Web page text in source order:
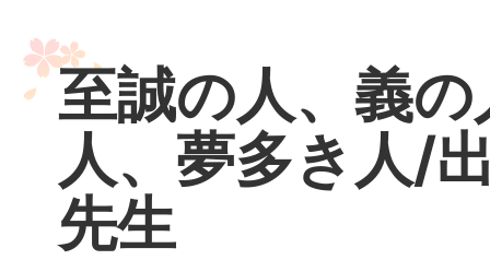
至誠の人、義
人、夢多き人/
先生